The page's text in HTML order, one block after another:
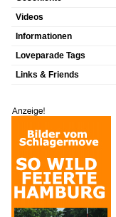
Videos
Informationen
Loveparade Tags
Links & Friends